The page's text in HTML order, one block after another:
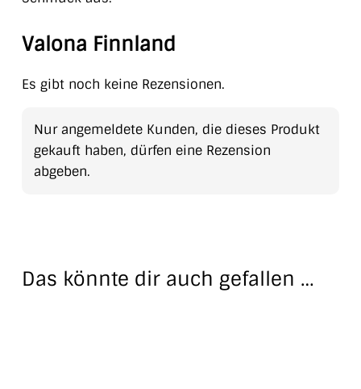
Valona Finnland
Es gibt noch keine Rezensionen.
Nur angemeldete Kunden, die dieses Produkt
gekauft haben, dürfen eine Rezension
abgeben.
Das könnte dir auch gefallen …